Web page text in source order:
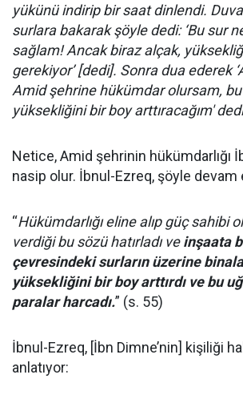
yükünü indirip bir saat dinlendi.
surlara bakarak şöyle dedi: ‘Bu sur
sağlam! Ancak biraz alçak,
gerekiyor’ [dedi]. Sonra dua ederek
Amid şehrine hükümdar olursam,
yüksekliğini bir boy arttıracağım'
Netice, Amid şehrinin hükümdarlığı
nasip olur. İbnul-Ezreq, şöyle devam
“Hükümdarlığı eline alıp güç sahibi
verdiği bu sözü hatırladı veinşaata
çevresindeki surların üzerine
yüksekliğini bir boy arttırdı ve bu
paralar harcadı.” (s. 55)
İbnul-Ezreq, [İbn Dimne’nin] kişiliği
anlatıyor: